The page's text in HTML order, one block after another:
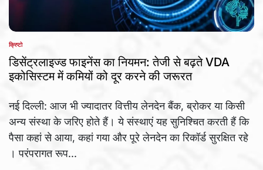
POSTED
IN
क्रिप्टो
डिसेंट्रलाइज्ड फाइनेंस का नियमन: तेजी से बढ़ते VDA
इकोसिस्टम में कमियों को दूर करने की जरूरत
नई दिल्ली: आज भी ज्यादातर वित्तीय लेनदेन बैंक, ब्रोकर या किसी
अन्य संस्था के जरिए होते हैं। ये संस्थाएं यह सुनिश्चित करती हैं कि
पैसा कहां से आया, कहां गया और पूरे लेनदेन का रिकॉर्ड सुरक्षित रहे
। परंपरागत रूप...